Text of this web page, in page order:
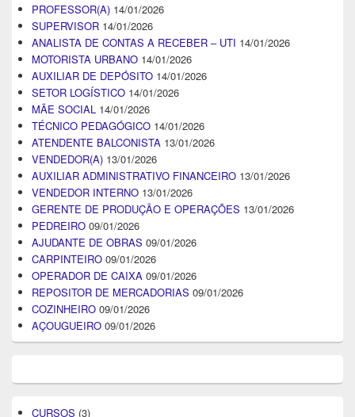
PROFESSOR(A) 14/01/2026
SUPERVISOR 14/01/2026
ANALISTA DE CONTAS A RECEBER – UTI 14/01/2026
MOTORISTA URBANO 14/01/2026
AUXILIAR DE DEPÓSITO 14/01/2026
SETOR LOGÍSTICO 14/01/2026
MÃE SOCIAL 14/01/2026
TÉCNICO PEDAGÓGICO 14/01/2026
ATENDENTE BALCONISTA 13/01/2026
VENDEDOR(A) 13/01/2026
AUXILIAR ADMINISTRATIVO FINANCEIRO 13/01/2026
VENDEDOR INTERNO 13/01/2026
GERENTE DE PRODUÇÃO E OPERAÇÕES 13/01/2026
PEDREIRO 09/01/2026
AJUDANTE DE OBRAS 09/01/2026
CARPINTEIRO 09/01/2026
OPERADOR DE CAIXA 09/01/2026
REPOSITOR DE MERCADORIAS 09/01/2026
COZINHEIRO 09/01/2026
AÇOUGUEIRO 09/01/2026
CURSOS (3)